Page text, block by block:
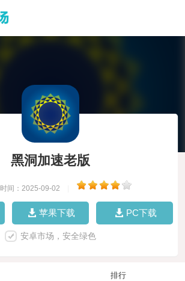
黑洞加速老版
时间：2025-09-02
苹果下载 PC下载
安卓市场，安全绿色
排行